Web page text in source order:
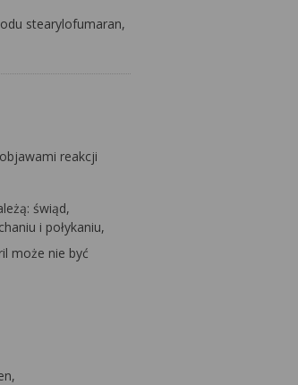
stearylofumaran,
reakcji
świąd,
i połykaniu,
może nie być